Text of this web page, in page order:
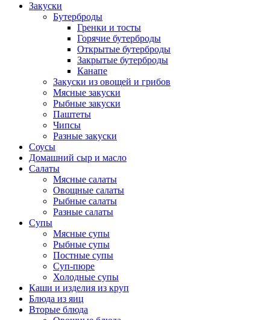
Закуски
Бутерброды
Гренки и тосты
Горячие бутерброды
Открытые бутерброды
Закрытые бутерброды
Канапе
Закуски из овощей и грибов
Мясные закуски
Рыбные закуски
Паштеты
Чипсы
Разные закуски
Соусы
Домашний сыр и масло
Салаты
Мясные салаты
Овощные салаты
Рыбные салаты
Разные салаты
Супы
Мясные супы
Рыбные супы
Постные супы
Суп-пюре
Холодные супы
Каши и изделия из круп
Блюда из яиц
Вторые блюда